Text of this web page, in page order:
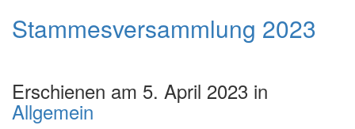
Stammesversammlung 2023
Erschienen am 5. April 2023 in
Allgemein